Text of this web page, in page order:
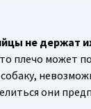
не держат
плечо может
они